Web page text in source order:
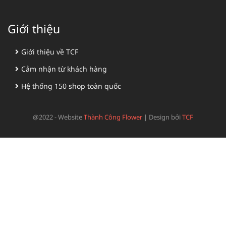
Giới thiệu
Giới thiệu về TCF
Cảm nhận từ khách hàng
Hệ thống 150 shop toàn quốc
@2022 - WebsiteThành Công Flower | Design bởiTCF